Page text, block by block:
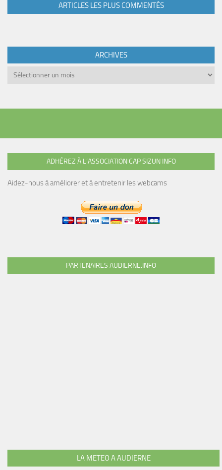
ARTICLES LES PLUS COMMENTÉS
ARCHIVES
Archives
ADHÉREZ À L’ASSOCIATION CAP SIZUN INFO
Aidez-nous à améliorer et à entretenir les webcams
PARTENAIRES AUDIERNE.INFO
LA METEO A AUDIERNE